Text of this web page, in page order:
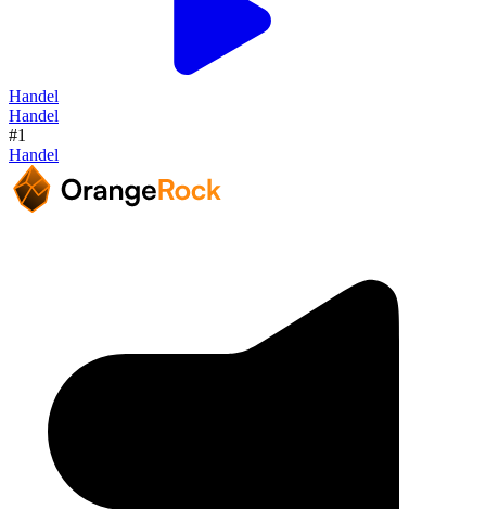
Handel
Handel
#1
Handel